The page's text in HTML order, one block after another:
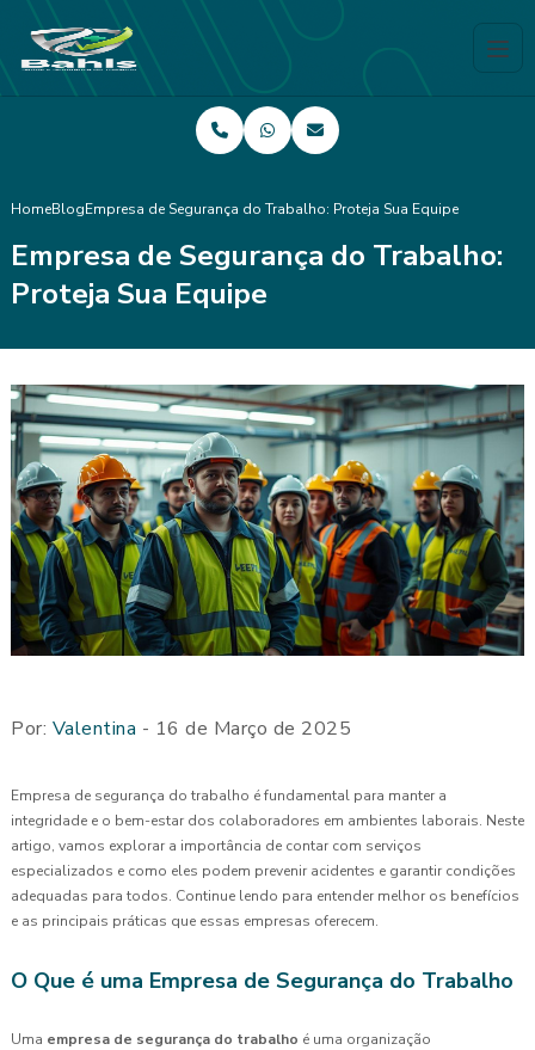
HomeBlogEmpresa de Segurança do Trabalho: Proteja Sua Equipe
Empresa de Segurança do Trabalho:
Proteja Sua Equipe
Por: Valentina - 16 de Março de 2025
Empresa de segurança do trabalho é fundamental para manter a
integridade e o bem-estar dos colaboradores em ambientes laborais. Neste
artigo, vamos explorar a importância de contar com serviços
especializados e como eles podem prevenir acidentes e garantir condições
adequadas para todos. Continue lendo para entender melhor os benefícios
e as principais práticas que essas empresas oferecem.
O Que é uma Empresa de Segurança do Trabalho
Uma empresa de segurança do trabalho é uma organização